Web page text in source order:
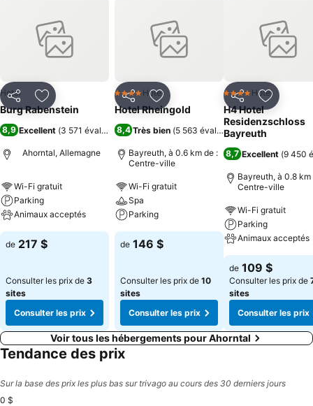
PartagerAjouter à mes favoris
Hotel
Burg Rabenstein
8,9 Excellent (3 571 évaluations)
Ahorntal, Allemagne
Wi-Fi gratuit
Parking
Animaux acceptés
de 217 $
Consulter les prix de 3
sites
Consulter les prix
PartagerAjouter à mes favoris
4 ÉtoilesHotel
Hotel Rheingold
8,4 Très bien (5 563 évaluations)
Bayreuth, à 0.6 km de :
Centre-ville
Wi-Fi gratuit
Spa
Parking
de 146 $
Consulter les prix de 10
sites
Consulter les prix
PartagerAjouter
4 ÉtoilesHotel
H4 Hotel
Residenzschloss
Bayreuth
8,7 Excellent (9 450
Bayreuth, à 0.8 km
Centre-ville
Wi-Fi gratuit
Parking
Animaux acceptés
de 109 $
Consulter les prix de
sites
Consulter les prix
Voir tous les hébergements pour Ahorntal
Tendance des prix
Sur la base des prix les plus bas sur trivago au cours des 30 derniers jours
0 $